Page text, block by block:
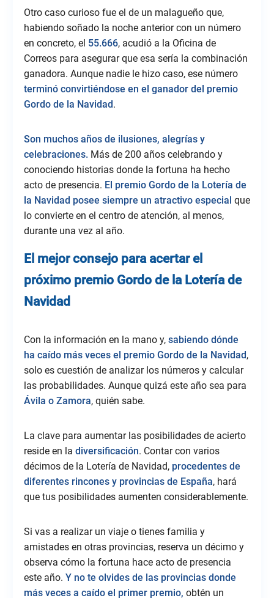
Otro caso curioso fue el de un malagueño que,
habiendo soñado la noche anterior con un número
en concreto, el 55.666, acudió a la Oficina de
Correos para asegurar que esa sería la combinación
ganadora. Aunque nadie le hizo caso, ese número
terminó convirtiéndose en el ganador del premio
Gordo de la Navidad.
Son muchos años de ilusiones, alegrías y
celebraciones.Más de 200 años celebrando y
conociendo historias donde la fortuna ha hecho
acto de presencia. El premio Gordo de la Lotería de
la Navidad posee siempre un atractivo especial que
lo convierte en el centro de atención, al menos,
durante una vez al año.
El mejor consejo para acertar el
próximo premio Gordo de la Lotería de
Navidad
Con la información en la mano y, sabiendo dónde
ha caído más veces el premio Gordo de la Navidad,
solo es cuestión de analizar los números y calcular
las probabilidades. Aunque quizá este año sea para
Ávila o Zamora, quién sabe.
La clave para aumentar las posibilidades de acierto
reside en la diversificación. Contar con varios
décimos de la Lotería de Navidad, procedentes de
diferentes rincones y provincias de España, hará
que tus posibilidades aumenten considerablemente.
Si vas a realizar un viaje o tienes familia y
amistades en otras provincias, reserva un décimo y
observa cómo la fortuna hace acto de presencia
este año. Y no te olvides de las provincias donde
más veces a caído el primer premio, obtén un